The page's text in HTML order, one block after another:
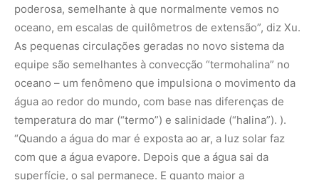
poderosa, semelhante à que normalmente vemos no
oceano, em escalas de quilômetros de extensão”, diz Xu.
As pequenas circulações geradas no novo sistema da
equipe são semelhantes à convecção “termohalina” no
oceano – um fenômeno que impulsiona o movimento da
água ao redor do mundo, com base nas diferenças de
temperatura do mar (“termo”) e salinidade (“halina”). ).
“Quando a água do mar é exposta ao ar, a luz solar faz
com que a água evapore. Depois que a água sai da
superfície, o sal permanece. E quanto maior a